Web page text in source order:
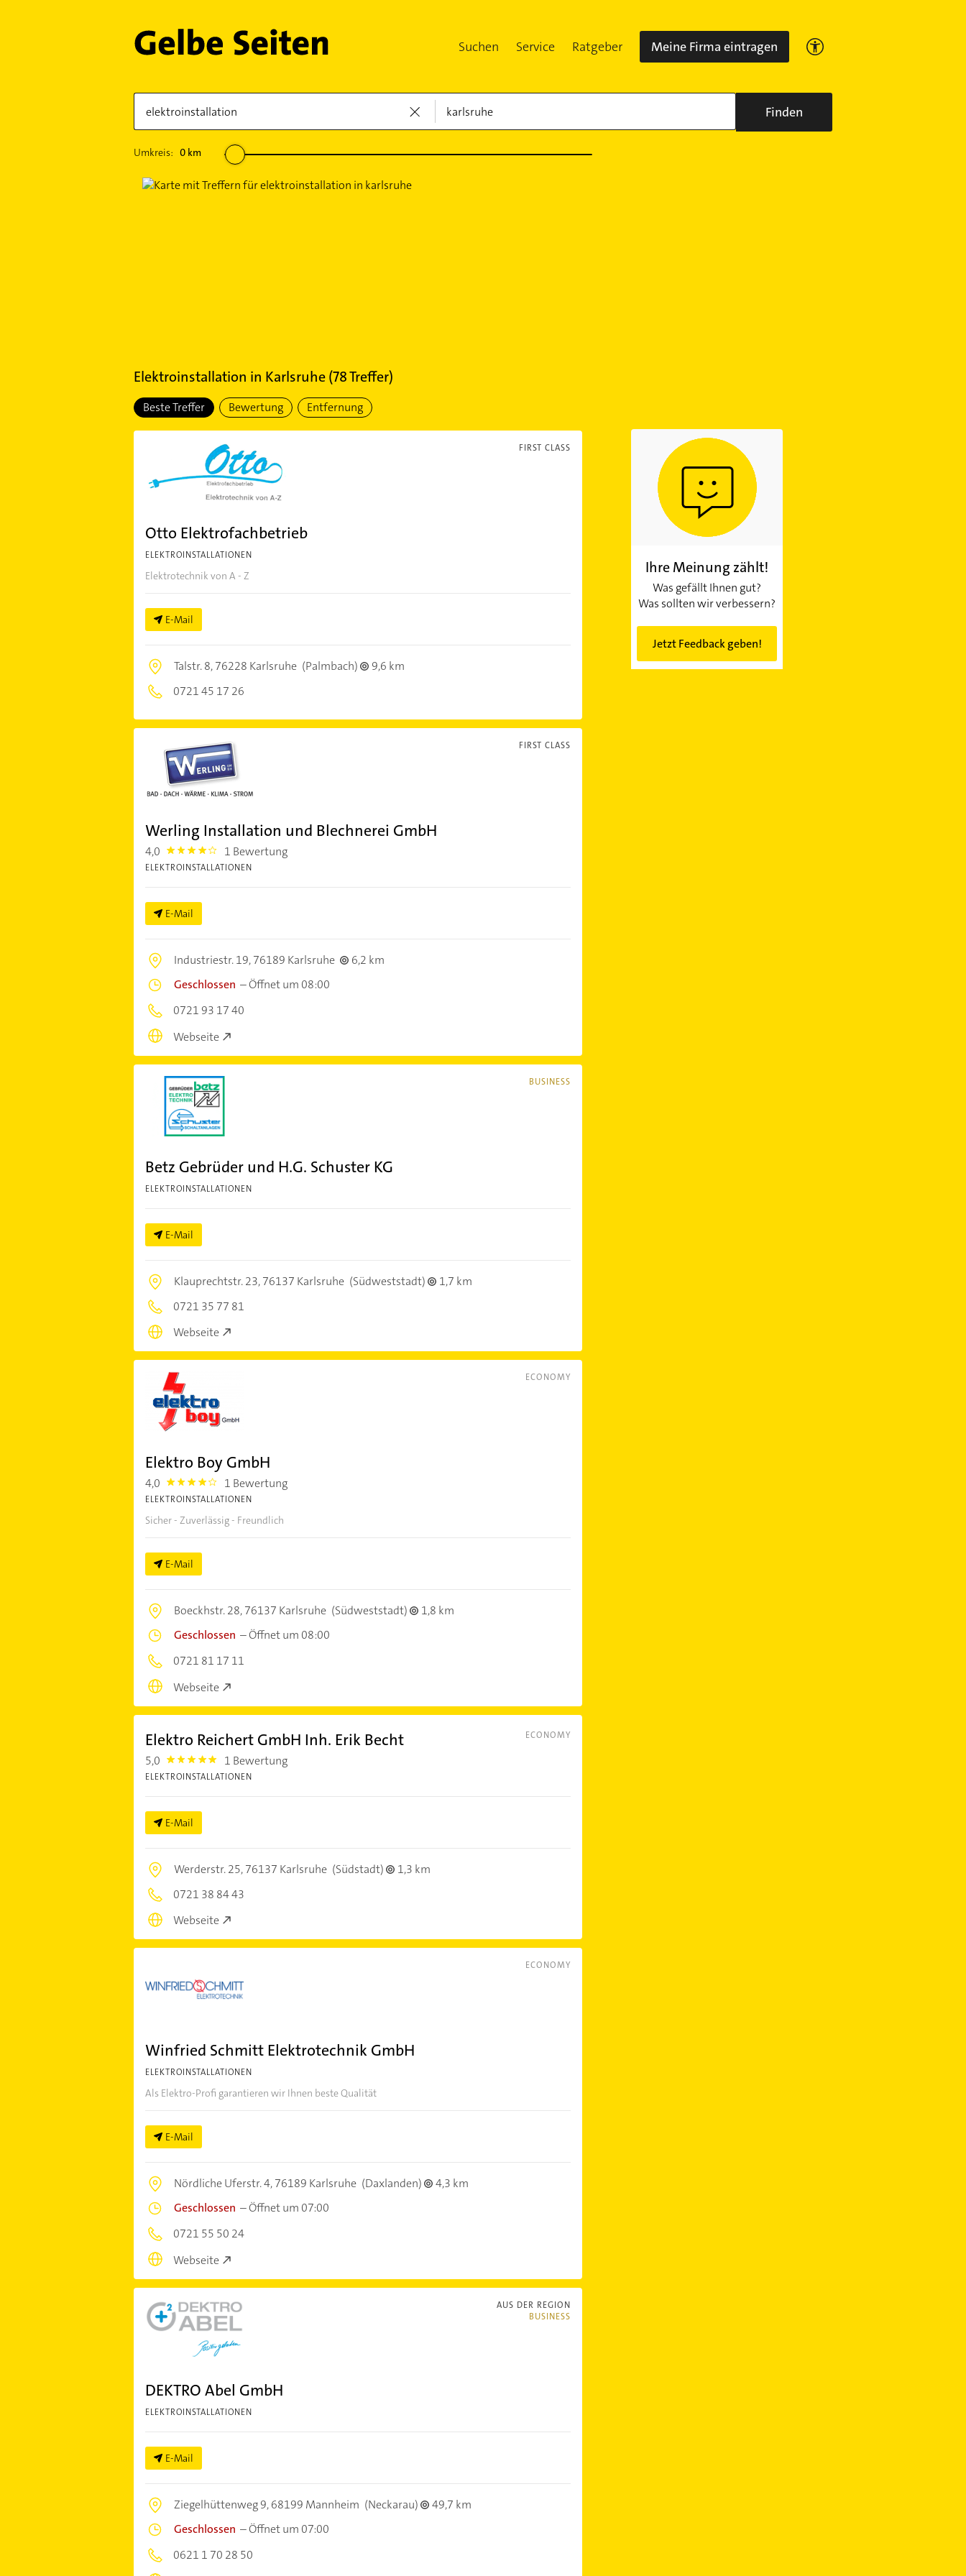
Suchen Service Ratgeber Meine Firma eintragen
Finden
Umkreis: 0km
Elektroinstallation in Karlsruhe(78Treffer)
Beste Treffer Bewertung Entfernung
FIRST CLASS
Otto Elektrofachbetrieb
ELEKTROINSTALLATIONEN
Elektrotechnik von A - Z
E-Mail
Talstr. 8,76228 Karlsruhe (Palmbach)
9,6 km
0721 45 17 26
FIRST CLASS
Werling Installation und Blechnerei GmbH
4,0 4.0 1 Bewertung
ELEKTROINSTALLATIONEN
E-Mail
Industriestr. 19,76189 Karlsruhe
6,2 km
Geschlossen –Öffnet um 08:00
0721 93 17 40
Webseite
BUSINESS
Betz Gebrüder und H.G. Schuster KG
ELEKTROINSTALLATIONEN
E-Mail
Klauprechtstr. 23,76137 Karlsruhe (Südweststadt)
1,7 km
0721 35 77 81
Webseite
ECONOMY
Elektro Boy GmbH
4,0 4.0 1 Bewertung
ELEKTROINSTALLATIONEN
Sicher - Zuverlässig - Freundlich
E-Mail
Boeckhstr. 28,76137 Karlsruhe (Südweststadt)
1,8 km
Geschlossen –Öffnet um 08:00
0721 81 17 11
Webseite
ECONOMY
Elektro Reichert GmbH Inh. Erik Becht
5,0 5.0 1 Bewertung
ELEKTROINSTALLATIONEN
E-Mail
Werderstr. 25,76137 Karlsruhe (Südstadt)
1,3 km
0721 38 84 43
Webseite
ECONOMY
Winfried Schmitt Elektrotechnik GmbH
ELEKTROINSTALLATIONEN
Als Elektro-Profi garantieren wir Ihnen beste Qualität
E-Mail
Nördliche Uferstr. 4,76189 Karlsruhe (Daxlanden)
4,3 km
Geschlossen –Öffnet um 07:00
0721 55 50 24
Webseite
AUS DER REGION
BUSINESS
DEKTRO Abel GmbH
ELEKTROINSTALLATIONEN
E-Mail
Ziegelhüttenweg 9,68199 Mannheim (Neckarau)
49,7 km
Geschlossen –Öffnet um 07:00
0621 1 70 28 50
Ihre Meinung zählt!
Was gefällt Ihnen gut?
Was sollten wir verbessern?
Jetzt Feedback geben!